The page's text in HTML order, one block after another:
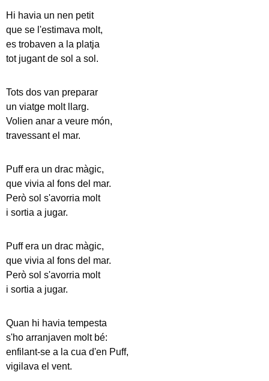
Hi havia un nen petit
que se l'estimava molt,
es trobaven a la platja
tot jugant de sol a sol.
Tots dos van preparar
un viatge molt llarg.
Volien anar a veure món,
travessant el mar.
Puff era un drac màgic,
que vivia al fons del mar.
Però sol s'avorria molt
i sortia a jugar.
Puff era un drac màgic,
que vivia al fons del mar.
Però sol s'avorria molt
i sortia a jugar.
Quan hi havia tempesta
s'ho arranjaven molt bé:
enfilant-se a la cua d'en Puff,
vigilava el vent.